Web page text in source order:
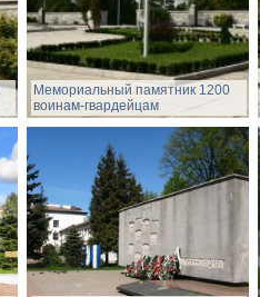
Мемориальный памятник 1200
воинам-гвардейцам